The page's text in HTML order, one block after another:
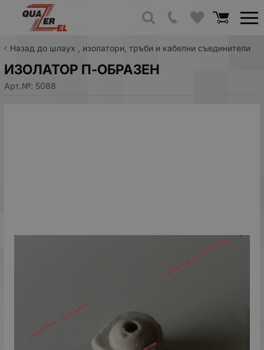
Назад до шлаух , изолатори, тръби и кабелни съединители
ИЗОЛАТОР П-ОБРАЗЕН
Арт.№: 5088